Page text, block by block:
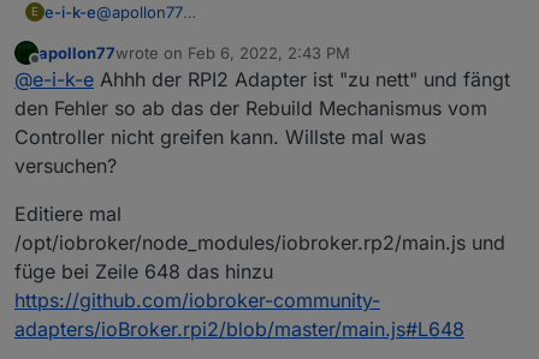
E e-i-k-e@apollon77
anbei wie gewünscht die komplette log.
b04d2521-d6ec-46a9-ab5a-18d5ad80331e-
iobroker.2022-02-06.log
Offline
apollon77wrote on Feb 6, 2022, 2:43 PM
last edited by
@e-i-k-e Ahhh der RPI2 Adapter ist "zu nett" und fängt
den Fehler so ab das der Rebuild Mechanismus vom
Controller nicht greifen kann. Willste mal was
versuchen?
Editiere mal
/opt/iobroker/node_modules/iobroker.rp2/main.js und
füge bei Zeile 648 das hinzu
https://github.com/iobroker-community-
adapters/ioBroker.rpi2/blob/master/main.js#L648